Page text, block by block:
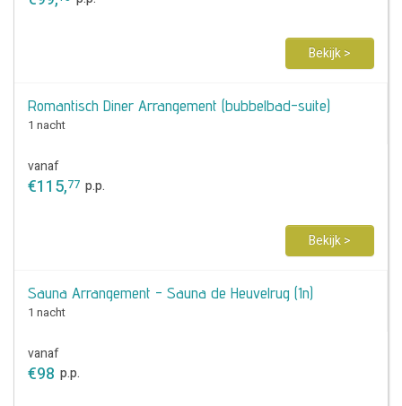
Bekijk >
Romantisch Diner Arrangement (bubbelbad-suite)
1 nacht
vanaf
€115,77 p.p.
Bekijk >
Sauna Arrangement - Sauna de Heuvelrug (1n)
1 nacht
vanaf
€98 p.p.